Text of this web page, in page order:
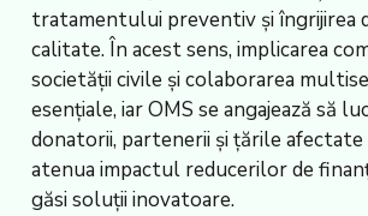
tratamentului preventiv și îngrijirea
calitate. În acest sens, implicarea
societății civile și colaborarea
esențiale, iar OMS se angajează să
donatorii, partenerii și țările
atenua impactul reducerilor de
găsi soluții inovatoare.